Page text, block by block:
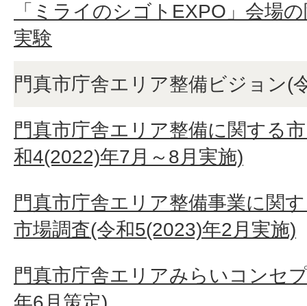
「ミライのシゴトEXPO」会場
実験
門真市庁舎エリア整備ビジョン(
門真市庁舎エリア整備に関する
和4(2022)年7月～8月実施)
門真市庁舎エリア整備事業に関
市場調査(令和5(2023)年2月実施)
門真市庁舎エリアみらいコンセ